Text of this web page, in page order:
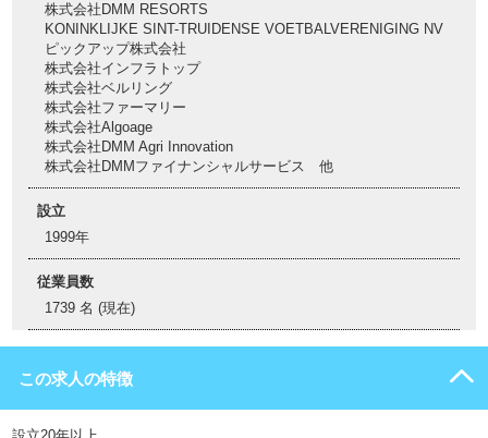
株式会社DMM RESORTS
KONINKLIJKE SINT-TRUIDENSE VOETBALVERENIGING NV
ピックアップ株式会社
株式会社インフラトップ
株式会社ベルリング
株式会社ファーマリー
株式会社Algoage
株式会社DMM Agri Innovation
株式会社DMMファイナンシャルサービス 他
設立
1999年
従業員数
1739 名 (現在)
この求人の特徴